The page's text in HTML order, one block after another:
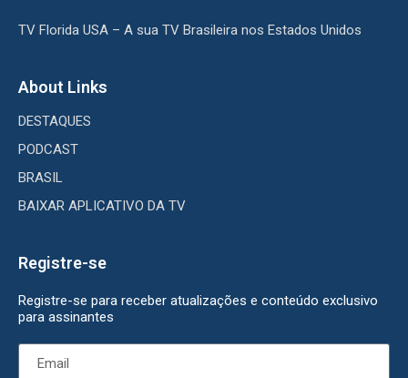
TV Florida USA – A sua TV Brasileira nos Estados Unidos
About Links
DESTAQUES
PODCAST
BRASIL
BAIXAR APLICATIVO DA TV
Registre-se
Registre-se para receber atualizações e conteúdo exclusivo
para assinantes